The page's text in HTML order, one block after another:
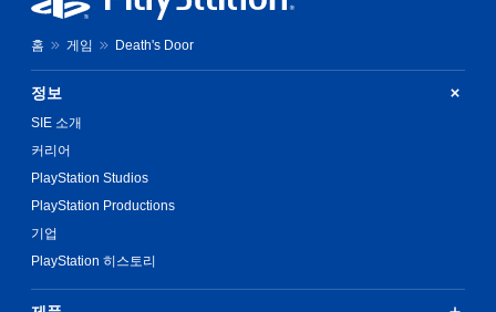
홈 게임 Death's Door
정보
SIE 소개
커리어
PlayStation Studios
PlayStation Productions
기업
PlayStation 히스토리